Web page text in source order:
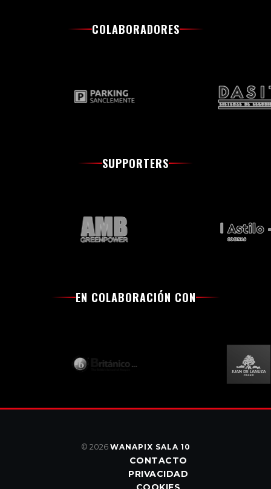
COLABORADORES
SUPPORTERS
EN COLABORACIÓN CON
© 2026 WANAPIX SALA 10
CONTACTO
PRIVACIDAD